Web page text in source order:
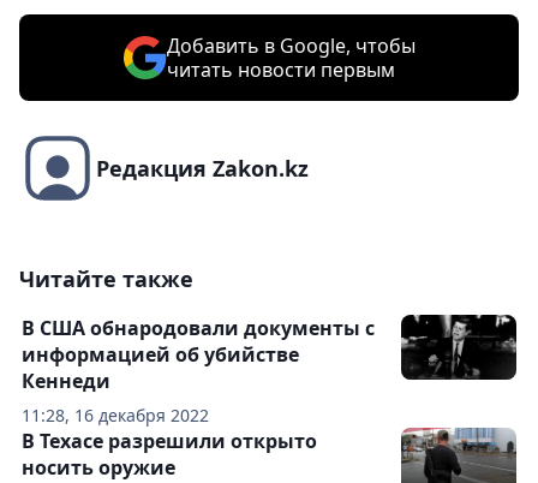
Добавить в Google, чтобы
читать новости первым
Редакция Zakon.kz
Читайте также
11:28, 16 декабря 2022
В США обнародовали документы с
информацией об убийстве
Кеннеди
В Техасе разрешили открыто
носить оружие